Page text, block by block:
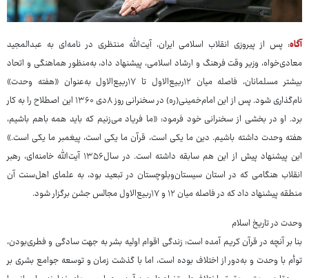
آگاه: پس از پیروزی انقلاب اسلامی ایران، آیت‌الله منتظری در نامه‌ای به عبدالمجید
معادی‌خواه، وزیر وقت فرهنگ و ارشاد اسلامی، پیشنهاد داد، به‌منظور هماهنگی و اتحاد
بیشتر مسلمانان، فاصله میان ۱۲ربیع‌الاول تا ۱۷ربیع‌الاول به‌عنوان «هفته وحدت»
نام‌گذاری شود. پس از این امام‌خمینی(ره) در سخنرانی روز ۸دی ۱۳۶۰ این اصطلاح را به کار
برد. او در بخشی از سخنرانی خود فرمود: «ما فریاد می‌زنیم که باید همه باهم باشیم،
هفته وحدت داشته باشیم. دین ما یکی است، قرآن ما یکی است، پیغمبر ما یکی است.»
این پیشنهاد پیش از این هم سابقه داشته است. در سال۱۳۵۶ آیت‌الله خامنه‌ای، رهبر
انقلاب هنگامی که در استان سیستان‌وبلوچستان در تبعید بود، به علمای اهل‌سنت آن
منطقه پیشنهاد داد که در فاصله میان ۱۲ و ۱۷ربیع‌الاول مجالس جشن برگزار شود.
وحدت در تاریخ اسلام
بنا بر آنچه در قرآن کریم آمده است: زندگی اقوام اولیه بشر به جهت سادگی و فطری‌بودن،
توأم با وحدت و به‌دور از اختلاف بوده ‌است، اما با گذشت زمان و توسعه جوامع بشری بر